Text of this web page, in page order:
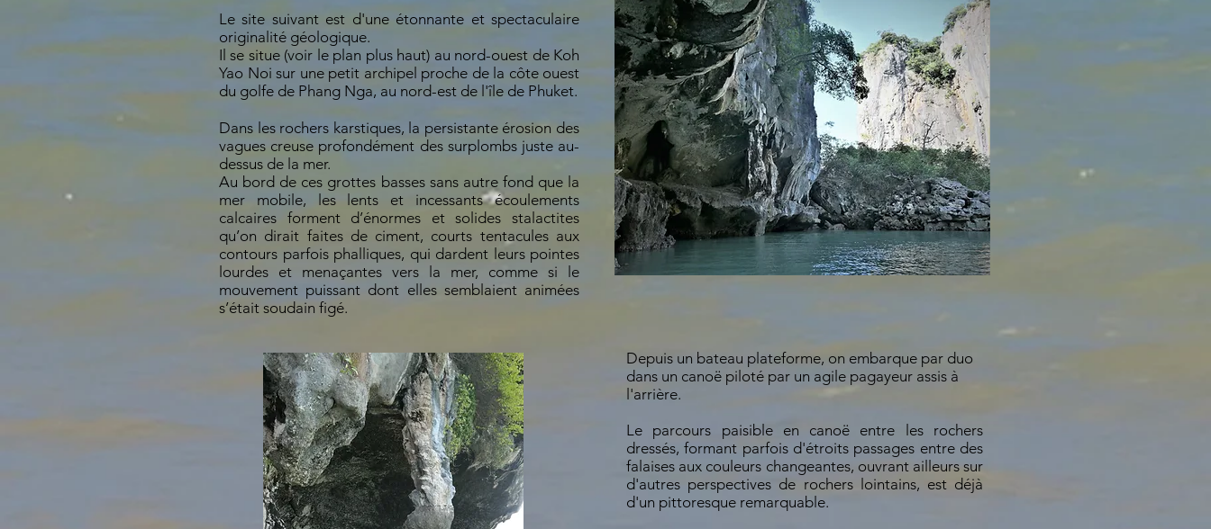
Le site suivant est d'une étonnante et spectaculaire
originalité géologique.
Il se situe (voir le plan plus haut) au nord-ouest de Koh
Yao Noi sur une petit archipel proche de la côte ouest
du golfe de Phang Nga, au nord-est de l'île de Phuket.
Dans les rochers karstiques, la persistante érosion des
vagues creuse profondément des surplombs juste au-
dessus de la mer.
Au bord de ces grottes basses sans autre fond que la
mer mobile, les lents et incessantsécoulements
calcaires forment d’énormes et solides stalactites
qu’on dirait faites de ciment, courts tentacules aux
contours parfois phalliques, qui dardent leurs pointes
lourdes et menaçantes vers la mer, comme si le
mouvement puissant dont elles semblaient animées
s’était soudain figé.
Depuis un bateau plateforme, on embarque par duo
dans un canoë piloté par un agile pagayeur assis à
l'arrière.
Le parcours paisible en canoë entre les rochers
dressés, formant parfois d'étroits passages entre des
falaises aux couleurs changeantes, ouvrant ailleurs sur
d'autres perspectives de rochers lointains, est déjà
d'un pittoresque remarquable.